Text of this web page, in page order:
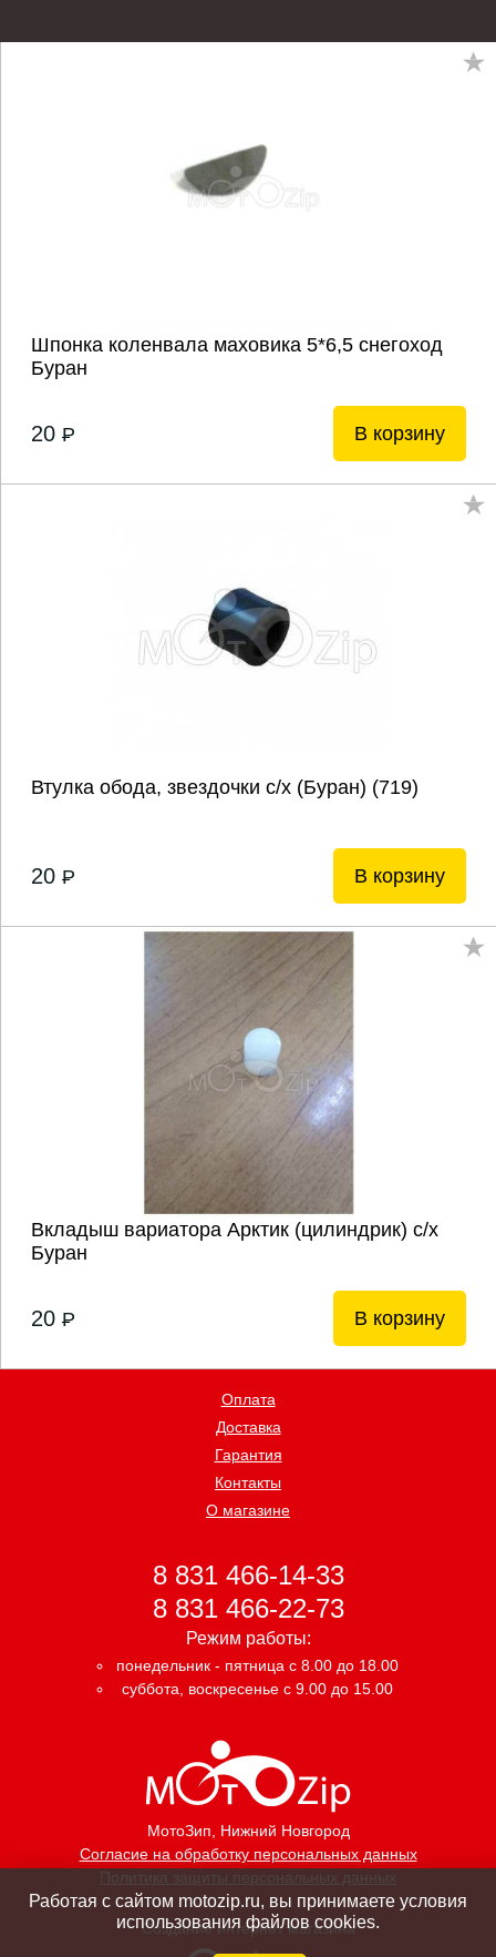
Шпонка коленвала маховика 5*6,5 снегоход
Буран
20 P В корзину
Втулка обода, звездочки с/х (Буран) (719)
20 P В корзину
Вкладыш вариатора Арктик (цилиндрик) с/х
Буран
20 P В корзину
МотоЗип, Нижний Новгород
Согласие на обработку персональных данных
Политика защиты персональных данных
Оплата
Доставка
Гарантия
Контакты
О магазине
8 831 466-14-33
8 831 466-22-73
Режим работы:
понедельник - пятница с 8.00 до 18.00
суббота, воскресенье с 9.00 до 15.00
Создание интернет магазина
Работая с сайтом motozip.ru, вы принимаете условия
использования файлов cookies.